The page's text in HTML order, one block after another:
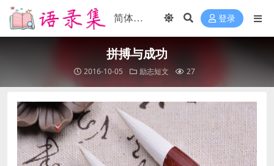
登录
拼搏与成功
2016-10-05 励志短文 27